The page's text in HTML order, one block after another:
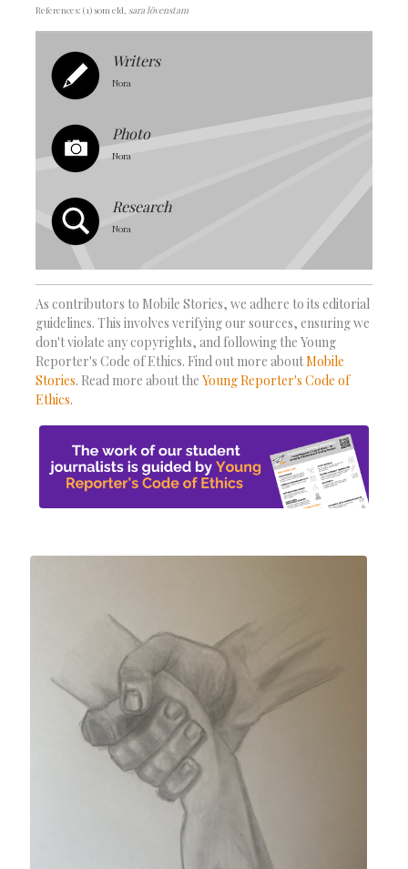
References: (1) som eld, sara lövenstam
Writers
Nora
Photo
Nora
Research
Nora
As contributors to Mobile Stories, we adhere to its editorial
guidelines. This involves verifying our sources, ensuring we
don't violate any copyrights, and following the Young
Reporter's Code of Ethics. Find out more aboutMobile
Stories. Read more about the Young Reporter's Code of
Ethics.